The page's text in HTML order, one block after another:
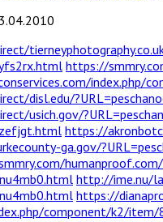
https://
index.php/
disl.edu/
usich.gov/
https://
ga.gov/
http://ime.nu/
https://
component/k2/